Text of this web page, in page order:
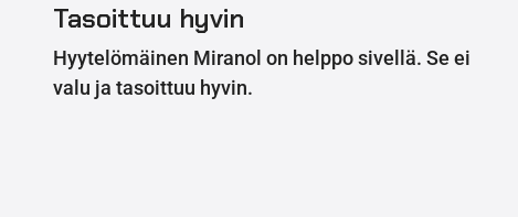
Tasoittuu hyvin
Hyytelömäinen Miranol on helppo sivellä. Se ei
valu ja tasoittuu hyvin.